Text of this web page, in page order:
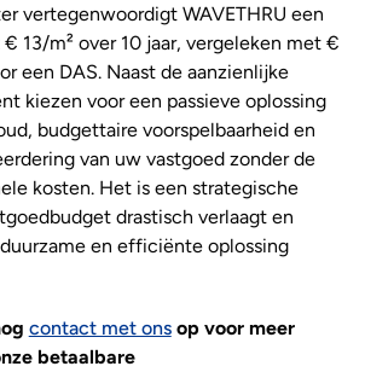
vertegenwoordigt WAVETHRU een
13/m² over 10 jaar, vergeleken met €
een DAS. Naast de aanzienlijke
kiezen voor een passieve oplossing
budgettaire voorspelbaarheid en
van uw vastgoed zonder de
kosten. Het is een strategische
drastisch verlaagt en
en efficiënte oplossing
contact met onsop voor meer
betaalbare